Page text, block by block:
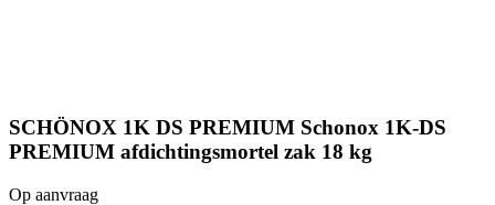
SCHÖNOX 1K DS PREMIUM Schonox 1K-DS
PREMIUM afdichtingsmortel zak 18 kg
Op aanvraag